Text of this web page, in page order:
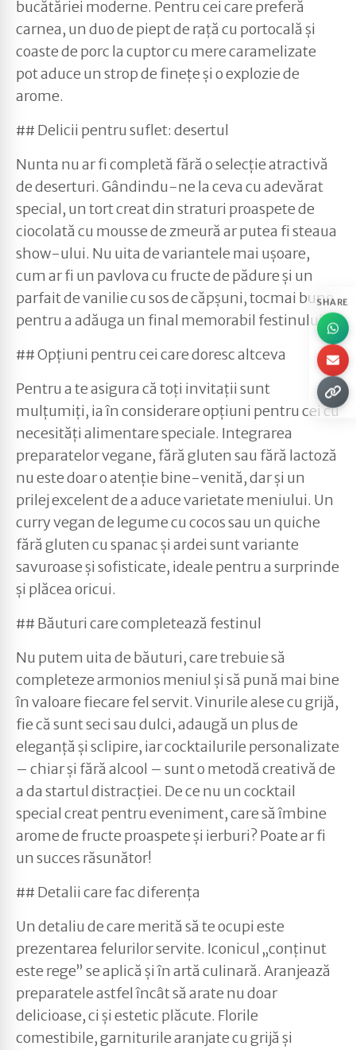
SHARE
bucătăriei moderne. Pentru cei care preferă
carnea, un duo de piept de rață cu portocală și
coaste de porc la cuptor cu mere caramelizate
pot aduce un strop de finețe și o explozie de
arome.
## Delicii pentru suflet: desertul
Nunta nu ar fi completă fără o selecție atractivă
de deserturi. Gândindu-ne la ceva cu adevărat
special, un tort creat din straturi proaspete de
ciocolată cu mousse de zmeură ar putea fi steaua
show-ului. Nu uita de variantele mai ușoare,
cum ar fi un pavlova cu fructe de pădure și un
parfait de vanilie cu sos de căpșuni, tocmai bune
pentru a adăuga un final memorabil festinului.
## Opțiuni pentru cei care doresc altceva
Pentru a te asigura că toți invitații sunt
mulțumiți, ia în considerare opțiuni pentru cei cu
necesități alimentare speciale. Integrarea
preparatelor vegane, fără gluten sau fără lactoză
nu este doar o atenție bine-venită, dar și un
prilej excelent de a aduce varietate meniului. Un
curry vegan de legume cu cocos sau un quiche
fără gluten cu spanac și ardei sunt variante
savuroase și sofisticate, ideale pentru a surprinde
și plăcea oricui.
## Băuturi care completează festinul
Nu putem uita de băuturi, care trebuie să
completeze armonios meniul și să pună mai bine
în valoare fiecare fel servit. Vinurile alese cu grijă,
fie că sunt seci sau dulci, adaugă un plus de
eleganță și sclipire, iar cocktailurile personalizate
– chiar și fără alcool – sunt o metodă creativă de
a da startul distracției. De ce nu un cocktail
special creat pentru eveniment, care să îmbine
arome de fructe proaspete și ierburi? Poate ar fi
un succes răsunător!
## Detalii care fac diferența
Un detaliu de care merită să te ocupi este
prezentarea felurilor servite. Iconicul „conținut
este rege” se aplică și în artă culinară. Aranjează
preparatele astfel încât să arate nu doar
delicioase, ci și estetic plăcute. Florile
comestibile, garniturile aranjate cu grijă și